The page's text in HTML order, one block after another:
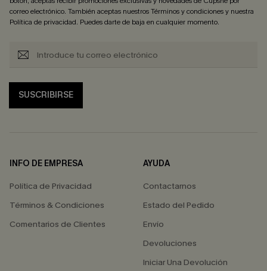
correo electrónico. También aceptas nuestrosTérminos y condicionesy nuestra
Política de privacidad. Puedes darte de baja en cualquier momento.
SUSCRIBIRSE
INFO DE EMPRESA
Política de Privacidad
Términos & Condiciones
Comentarios de Clientes
AYUDA
Contactarnos
Estado del Pedido
Envío
Devoluciones
Iniciar Una Devolución